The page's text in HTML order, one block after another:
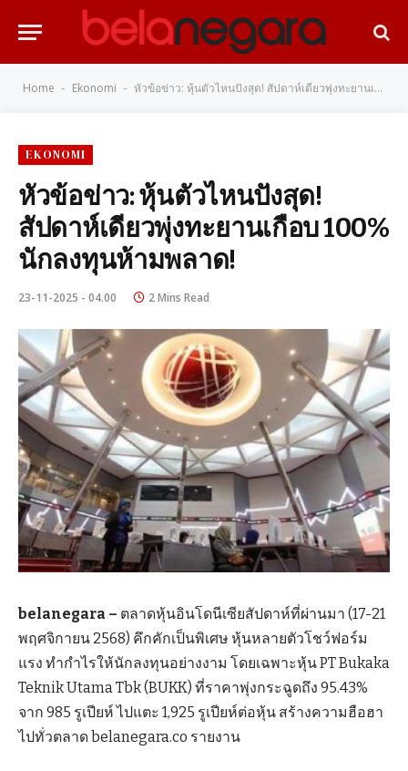
Home - Ekonomi - หัวข้อข่าว: หุ้นตัวไหนปังสุด! สัปดาห์เดียวพุ่งทะยานเกือบ 100% นักลงทุนห้ามพลาด!
EKONOMI
หัวข้อข่าว: หุ้นตัวไหนปังสุด!
สัปดาห์เดียวพุ่งทะยานเกือบ 100%
นักลงทุนห้ามพลาด!
23-11-2025 - 04.00 2 Mins Read
belanegara – ตลาดหุ้นอินโดนีเซียสัปดาห์ที่ผ่านมา (17-21
พฤศจิกายน 2568) คึกคักเป็นพิเศษ หุ้นหลายตัวโชว์ฟอร์ม
แรง ทำกำไรให้นักลงทุนอย่างงาม โดยเฉพาะหุ้น PT Bukaka
Teknik Utama Tbk (BUKK) ที่ราคาพุ่งกระฉูดถึง 95.43%
จาก 985 รูเปียห์ ไปแตะ 1,925 รูเปียห์ต่อหุ้น สร้างความฮือฮา
ไปทั่วตลาด belanegara.co รายงาน